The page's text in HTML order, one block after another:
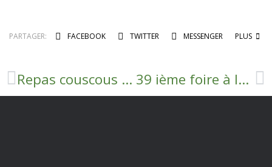
PARTAGER: FACEBOOK TWITTER MESSENGER PLUS
Repas couscous organisé par l’APE 39 ième foire à la brocante